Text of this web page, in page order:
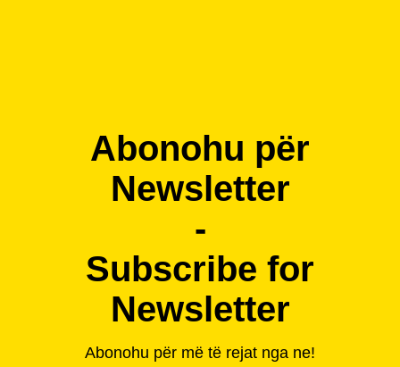
Abonohu për
Newsletter
-
Subscribe for
Newsletter
Abonohu për më të rejat nga ne!